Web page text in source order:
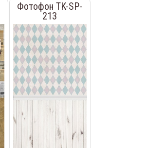
Фотофон TK-SP-
213